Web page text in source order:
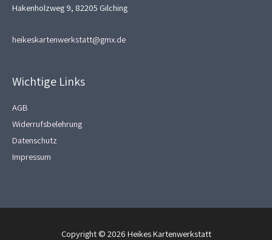
Hakenholzweg 9, 82205 Gilching
heikeskartenwerkstatt@gmx.de
Wichtige Links
AGB
Widerrufsbelehrung
Datenschutz
Impressum
Copyright © 2026 Heikes Kartenwerkstatt